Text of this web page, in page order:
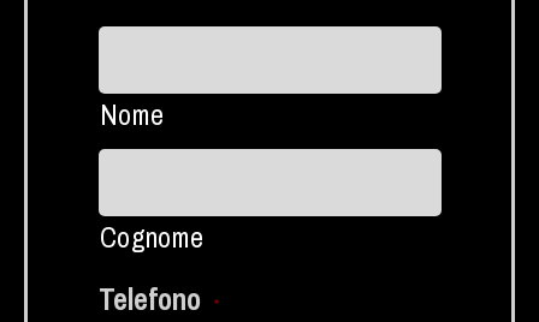
Nome
Cognome
Telefono *